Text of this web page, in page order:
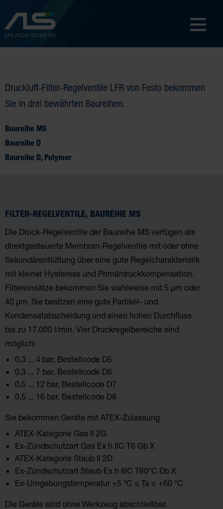
Druckluft-Filter-Regelventile LFR von Festo bekommen
Sie in drei bewährten Baureihen.
Baureihe MS
Baureihe D
Baureihe D, Polymer
FILTER-REGELVENTILE, BAUREIHE MS
Die Druck-Regelventile der Baureihe MS verfügen als
direktgesteuerte Membran-Regelventile mit oder ohne
Sekundärentlüftung über eine gute Regelcharakteristik
mit kleiner Hysterese und Primärdruckkompensation.
Filtereinsätze bekommen Sie wahlweise mit 5 µm oder
40 µm. Sie besitzen eine gute Partikel- und
Kondensatabscheidung und einen hohen Durchfluss
bis zu 17.000 l/min. Vier Druckregelbereiche sind
möglich:
0,3 ... 4 bar, Bestellcode D5
0,3 ... 7 bar, Bestellcode D6
0,5 ... 12 bar, Bestellcode D7
0,5 ... 16 bar, Bestellcode D8
Sie bekommen Geräte mit ATEX-Zulassung
ATEX-Kategorie Gas II 2G
Ex-Zündschutzart Gas Ex h IIC T6 Gb X
ATEX-Kategorie Staub II 2D
Ex-Zündschutzart Staub Ex h IIIC T60°C Db X
Ex-Umgebungstemperatur +5 °C ≤ Ta ≤ +60 °C
Die Geräte sind ohne Werkzeug abschließbar.